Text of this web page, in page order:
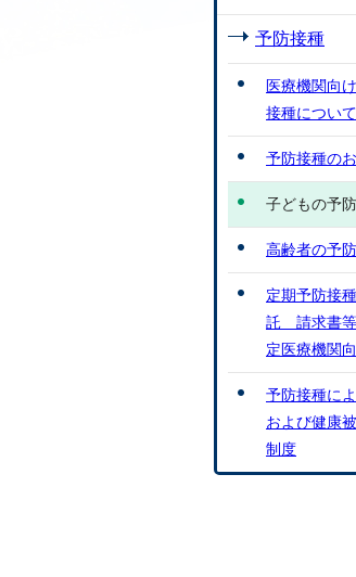
予防接種
医療機関向
接種について
予防接種の
子どもの予
高齢者の予
定期予防接
託 請求書
定医療機関向
予防接種に
および健康
制度